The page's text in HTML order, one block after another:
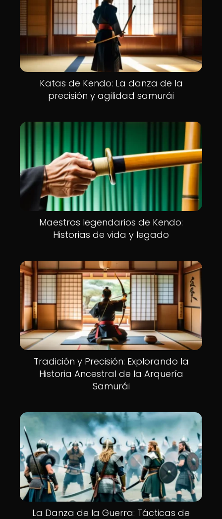
Katas de Kendo: La danza de la
precisión y agilidad samurái
Maestros legendarios de Kendo:
Historias de vida y legado
Tradición y Precisión: Explorando la
Historia Ancestral de la Arquería
Samurái
La Danza de la Guerra: Tácticas de